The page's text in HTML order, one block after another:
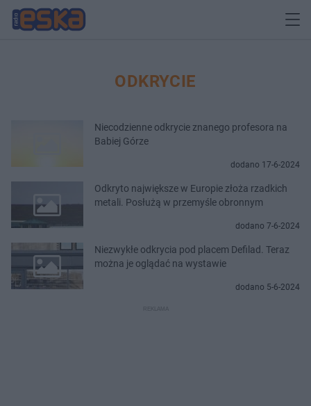
ODKRYCIE
Niecodzienne odkrycie znanego profesora na
Babiej Górze
dodano 17-6-2024
Odkryto największe w Europie złoża rzadkich
metali. Posłużą w przemyśle obronnym
dodano 7-6-2024
Niezwykłe odkrycia pod placem Defilad. Teraz
można je oglądać na wystawie
dodano 5-6-2024